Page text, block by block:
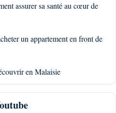
assurer sa santé au cœur de
un appartement en front de
en Malaisie